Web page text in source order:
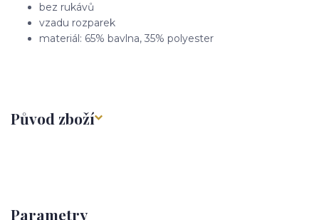
bez rukávů
vzadu rozparek
materiál: 65% bavlna, 35% polyester
Původ zboží
Parametry